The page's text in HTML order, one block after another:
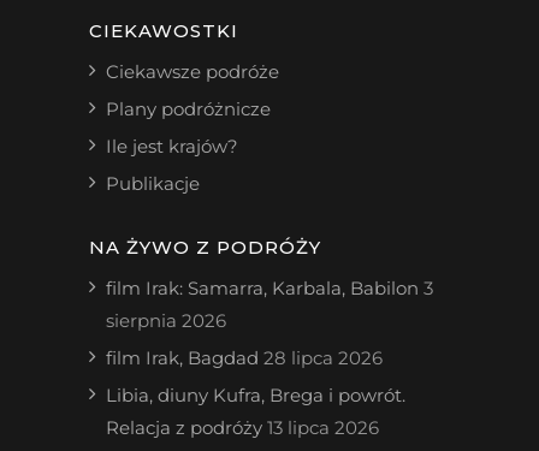
CIEKAWOSTKI
Ciekawsze podróże
Plany podróżnicze
Ile jest krajów?
Publikacje
NA ŻYWO Z PODRÓŻY
film Irak: Samarra, Karbala, Babilon 3
sierpnia 2026
film Irak, Bagdad 28 lipca 2026
Libia, diuny Kufra, Brega i powrót.
Relacja z podróży 13 lipca 2026